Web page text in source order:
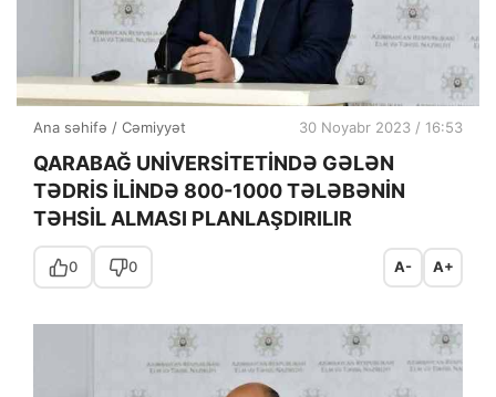
Ana səhifə / Cəmiyyət 30 Noyabr 2023 / 16:53
QARABAĞ UNİVERSİTETİNDƏ GƏLƏN
TƏDRİS İLİNDƏ 800-1000 TƏLƏBƏNİN
TƏHSİL ALMASI PLANLAŞDIRILIR
0 0 A- A+